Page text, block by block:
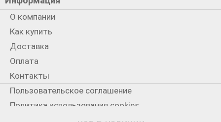
О компании
Как купить
Доставка
Оплата
Контакты
Пользовательское соглашение
Политика использования cookies
Политика конфиденциальности